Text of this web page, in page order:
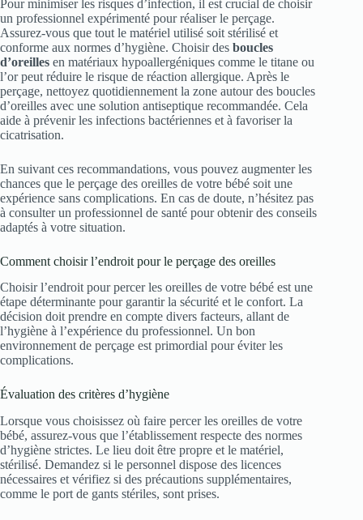
Pour minimiser les risques d’infection, il est crucial de choisir
un professionnel expérimenté pour réaliser le perçage.
Assurez-vous que tout le matériel utilisé soit stérilisé et
conforme aux normes d’hygiène. Choisir des boucles
d’oreilles en matériaux hypoallergéniques comme le titane ou
l’or peut réduire le risque de réaction allergique. Après le
perçage, nettoyez quotidiennement la zone autour des boucles
d’oreilles avec une solution antiseptique recommandée. Cela
aide à prévenir les infections bactériennes et à favoriser la
cicatrisation.
En suivant ces recommandations, vous pouvez augmenter les
chances que le perçage des oreilles de votre bébé soit une
expérience sans complications. En cas de doute, n’hésitez pas
à consulter un professionnel de santé pour obtenir des conseils
adaptés à votre situation.
Comment choisir l’endroit pour le perçage des oreilles
Choisir l’endroit pour percer les oreilles de votre bébé est une
étape déterminante pour garantir la sécurité et le confort. La
décision doit prendre en compte divers facteurs, allant de
l’hygiène à l’expérience du professionnel. Un bon
environnement de perçage est primordial pour éviter les
complications.
Évaluation des critères d’hygiène
Lorsque vous choisissez où faire percer les oreilles de votre
bébé, assurez-vous que l’établissement respecte des normes
d’hygiène strictes. Le lieu doit être propre et le matériel,
stérilisé. Demandez si le personnel dispose des licences
nécessaires et vérifiez si des précautions supplémentaires,
comme le port de gants stériles, sont prises.